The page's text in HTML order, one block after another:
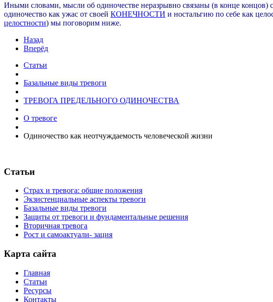
Иными словами, мысли об одиночестве неразрывно связаны (в конце концов)
одиночество как ужас от своей КОНЕЧНОСТИ и ностальгию по себе как
целостности) мы поговорим ниже.
Назад
Вперёд
Статьи
Базальные виды тревоги
ТРЕВОГА ПРЕДЕЛЬНОГО ОДИНОЧЕСТВА
О тревоге
Одиночество как неотчуждаемость человеческой жизни
Статьи
Страх и тревога: общие положения
Экзистенциальные аспекты тревоги
Базальные виды тревоги
Защиты от тревоги и фундаментальные решения
Вторичная тревога
Рост и самоактуали- зация
Карта сайта
Главная
Статьи
Ресурсы
Контакты